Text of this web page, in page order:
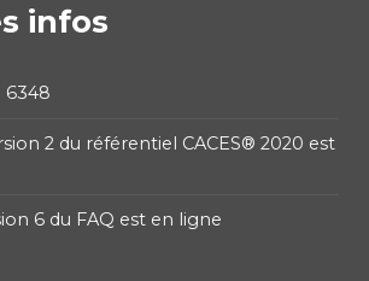
infos
6348
2 du référentiel CACES® 2020 est
6 du FAQ est en ligne